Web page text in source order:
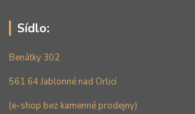
Sídlo:
Benátky 302
561 64 Jablonné nad Orlicí
(e-shop bez kamenné prodejny)